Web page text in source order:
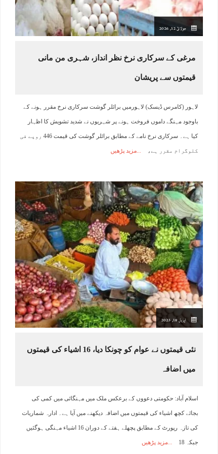
جولائ 12, 2026
مرغی کے سرکاری نرخ نظر انداز، شہری من مانی
قیمتوں سے پریشان
لاہور (کامرس ڈیسک) لاہورمیں برائلر گوشت سرکاری نرخ مقرر ہونے کے
باوجود مہنگے داموں فروخت ہونے پر شہریوں نے شدید تشویش کا اظہار
کیا ہے۔ سرکاری نرخ نامے کے مطابق برائلر گوشت کی قیمت 446 روپے فی
کلوگرام مقرر ہے، مزید پڑھیں
اپریل 18, 2025
نئی قیمتوں نے عوام کو چونکا دیا، 16 اشیاء کی قیمتوں
میں اضافہ
اسلام آباد: حکومتی دعووں کے برعکس ملک میں مہنگائی میں کمی کی
بجائے کچھ اشیاء کی قیمتوں میں اضافہ دیکھنے میں آیا ہے۔ ادارہ شماریات
کی تازہ رپورٹ کے مطابق پچھلے ہفتے کے دوران 16 اشیاء مہنگی ہوگئیں
جبکہ 18 مزید پڑھیں